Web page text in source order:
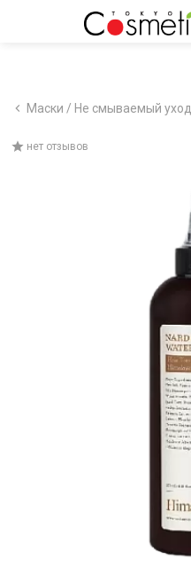
Маски / Не смываемый уход
нет отзывов